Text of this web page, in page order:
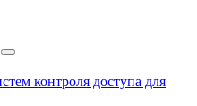
контроля доступа для